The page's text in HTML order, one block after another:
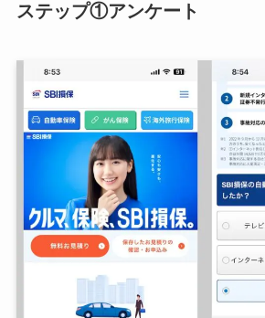
ステップ①アンケート